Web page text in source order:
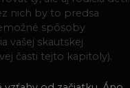
nich by to predsa
spôsoby
vašej skautskej
časti tejto kapitoly).